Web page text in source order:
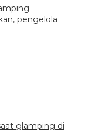
pengelola
glamping di